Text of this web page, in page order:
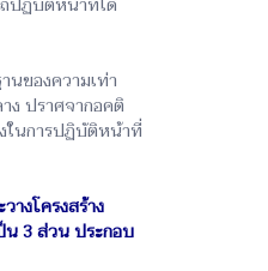
ของความเท่า
ง ปราศจากอคติ
ในการปฏิบัติหน้าที่
งโครงสร้าง
น 3 ส่วน ประกอบ